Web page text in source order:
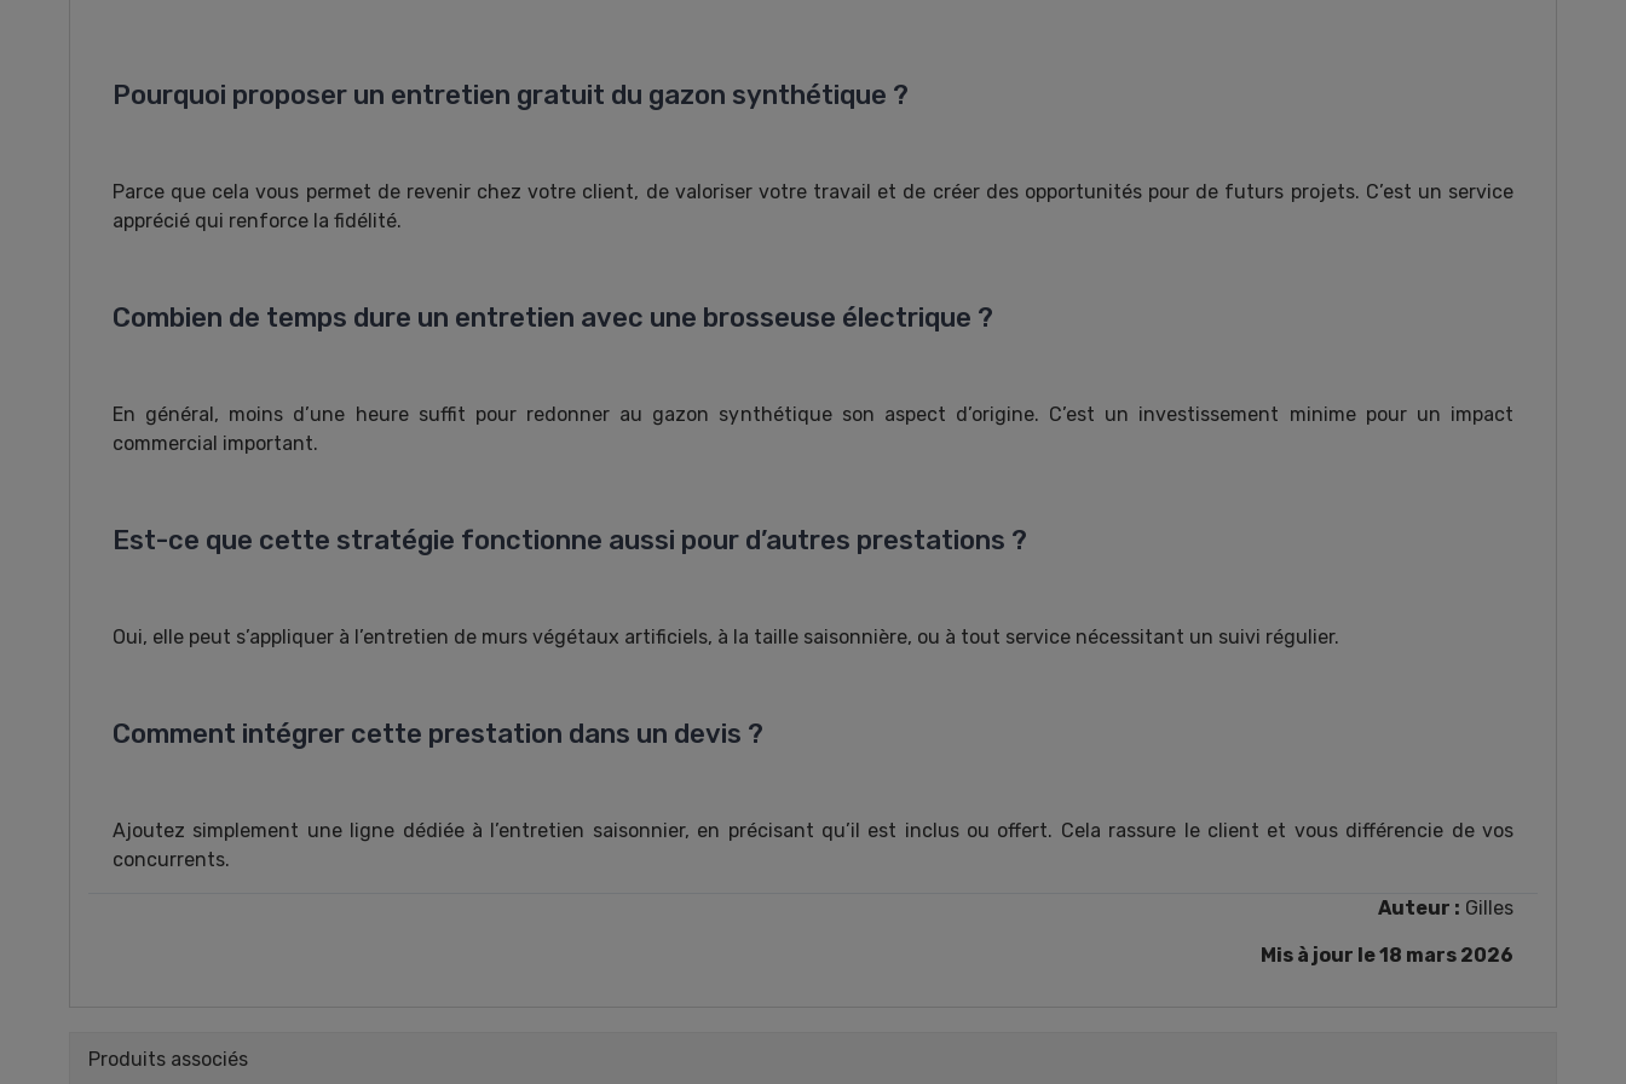
Pourquoi proposer un entretien gratuit du gazon synthétique ?
Parce que cela vous permet de revenir chez votre client, de valoriser votre travail et de créer des opportunités pour de futurs projets. C’est un service
apprécié qui renforce la fidélité.
Combien de temps dure un entretien avec une brosseuse électrique ?
En général, moins d’une heure suffit pour redonner au gazon synthétique son aspect d’origine. C’est un investissement minime pour un impact
commercial important.
Est-ce que cette stratégie fonctionne aussi pour d’autres prestations ?
Oui, elle peut s’appliquer à l’entretien de murs végétaux artificiels, à la taille saisonnière, ou à tout service nécessitant un suivi régulier.
Comment intégrer cette prestation dans un devis ?
Ajoutez simplement une ligne dédiée à l’entretien saisonnier, en précisant qu’il est inclus ou offert. Cela rassure le client et vous différencie de vos
concurrents.
Auteur : Gilles
Mis à jour le 18 mars 2026
Produits associés